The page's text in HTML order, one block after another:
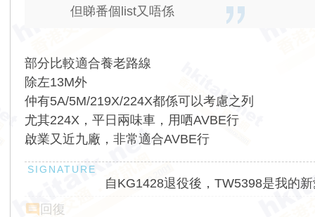
但睇番個list又唔係
部分比較適合養老路線
除左13M外
仲有5A/5M/219X/224X都係可以考慮之列
尤其224X，平日兩味車，用哂AVBE行
啟業又近九廠，非常適合AVBE行
自KG1428退役後，TW5398是我的
回復